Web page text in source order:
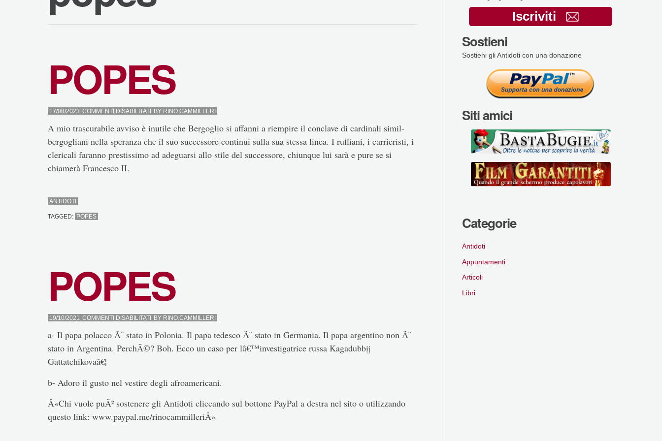
POPES
17/08/2023 COMMENTI DISABILITATISUBY RINO.CAMMILLERI
A mio trascurabile avviso è inutile che Bergoglio si affanni a riempire il conclave di cardinali simil-
bergogliani nella speranza che il suo successore continui sulla sua stessa linea. I ruffiani, i carrieristi, i
clericali faranno prestissimo ad adeguarsi allo stile del successore, chiunque lui sarà e pure se si
chiamerà Francesco II.
ANTIDOTI
TAGGED: POPES
POPES
19/10/2021 COMMENTI DISABILITATISUBY RINO.CAMMILLERI
a- Il papa polacco Ã¨ stato in Polonia. Il papa tedesco Ã¨ stato in Germania. Il papa argentino non Ã¨
stato in Argentina. PerchÃ©? Boh. Ecco un caso per lâ€™investigatrice russa Kagadubbij
Gattatchikovaâ€¦
b- Adoro il gusto nel vestire degli afroamericani.
Â«Chi vuole puÃ² sostenere gli Antidoti cliccando sul bottone PayPal a destra nel sito o utilizzando
questo link: www.paypal.me/rinocammilleriÂ»
Iscriviti
Sostieni
Sostieni gli Antidoti con una donazione
Siti amici
Categorie
Antidoti
Appuntamenti
Articoli
Libri